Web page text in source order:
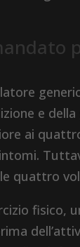
e
ai
quattro
fisico,